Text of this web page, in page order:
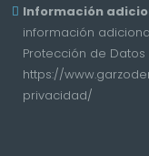
Información
información
Protección de
https://
privacidad/